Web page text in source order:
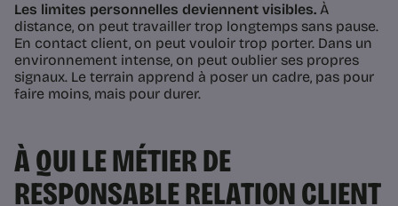
Les limites personnelles deviennent visibles. À
distance, on peut travailler trop longtemps sans pause.
En contact client, on peut vouloir trop porter. Dans un
environnement intense, on peut oublier ses propres
signaux. Le terrain apprend à poser un cadre, pas pour
faire moins, mais pour durer.
À QUI LE MÉTIER DE
RESPONSABLE RELATION CLIENT